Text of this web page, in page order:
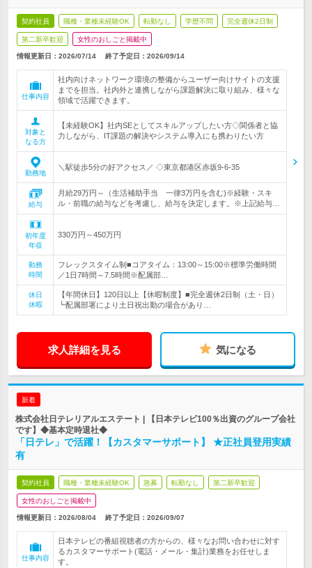
契約社員 職種・業種未経験OK 転勤なし 学歴不問 完全週休2日制
第二新卒歓迎 女性のおしごと掲載中
情報更新日：2026/07/14 終了予定日： 2026/09/14
仕事内容
社内向けネットワーク環境の整備からユーザー向けサイトの支援
までを担当。社内外と連携しながら課題解決に取り組み、様々な
領域で活躍できます。
対象と
なる方
【未経験OK】社内SEとしてスキルアップしたい方◇関係者と協
力しながら、IT課題の解決やシステム導入にも携わりたい方
勤務地
＼駅徒歩5分の好アクセス／ ◇東京都港区赤坂9-6-35
給与
月給29万円～（生活補助手当 一律3万円を含む)※経験・スキ
ル・前職の給与などを考慮し、給与を決定します。※上記給与…
初年度
年収
330万円～450万円
勤務
時間
フレックスタイム制■コアタイム：13:00～15:00※標準労働時間
／1日7時間～7.5時間※配属部…
休日
休暇
【年間休日】120日以上【休暇制度】■完全週休2日制（土・日）
┗配属部署により土日祝出勤の場合があり…
求人詳細を見る 気になる
新着
株式会社日テレリアルエステート | 【日本テレビ100％出資のグループ会社
です】◆基本定時退社◆
「日テレ」で活躍！【カスタマーサポート】 ★正社員登用実績
有
契約社員 職種・業種未経験OK 急募 転勤なし 第二新卒歓迎
女性のおしごと掲載中
情報更新日：2026/08/04 終了予定日： 2026/09/07
仕事内容
日本テレビの番組視聴者の方からの、様々なお問い合わせに対す
るカスタマーサポート(電話・メール・集計)業務をお任せしま
す。